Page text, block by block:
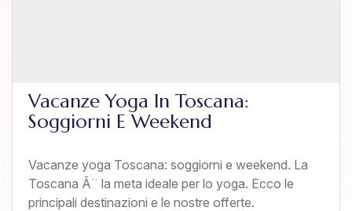
Vacanze Yoga In Toscana:
Soggiorni E Weekend
Vacanze yoga Toscana: soggiorni e weekend. La
Toscana Ã¨ la meta ideale per lo yoga. Ecco le
principali destinazioni e le nostre offerte.